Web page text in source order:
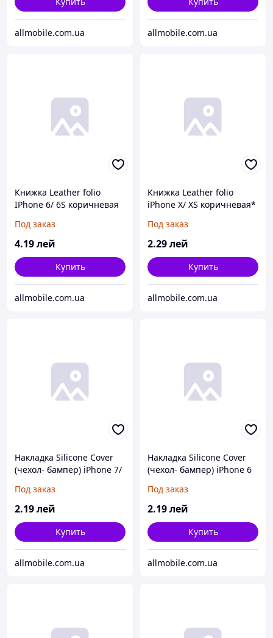
allmobile.com.ua allmobile.com.ua
Книжка Leather folio
IPhone 6/ 6S коричневая
Под заказ
4.19лей
Купить
allmobile.com.ua
Книжка Leather folio
iPhone X/ XS коричневая*
Под заказ
2.29лей
Купить
allmobile.com.ua
Накладка Silicone Cover
(чехол- бампер) iPhone 7/
Под заказ
2.19лей
Купить
allmobile.com.ua
Накладка Silicone Cover
(чехол- бампер) iPhone 6
Под заказ
2.19лей
Купить
allmobile.com.ua